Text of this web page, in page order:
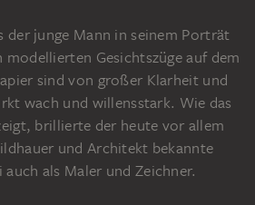
der junge Mann in seinem Porträt
modellierten Gesichtszüge auf dem
sind von großer Klarheit und
wach und willensstark. Wie das
brillierte der heute vor allem
und Architekt bekannte
als Maler und Zeichner.